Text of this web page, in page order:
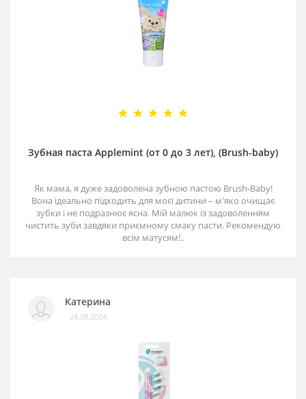
Зубная паста Applemint (от 0 до 3 лет), (Brush-baby)
Як мама, я дуже задоволена зубною пастою Brush-Baby!
Вона ідеально підходить для моєї дитини – м'яко очищає
зубки і не подразнює ясна. Мій малюк із задоволенням
чистить зуби завдяки приємному смаку пасти. Рекомендую
всім матусям!..
Катерина
24.08.2024